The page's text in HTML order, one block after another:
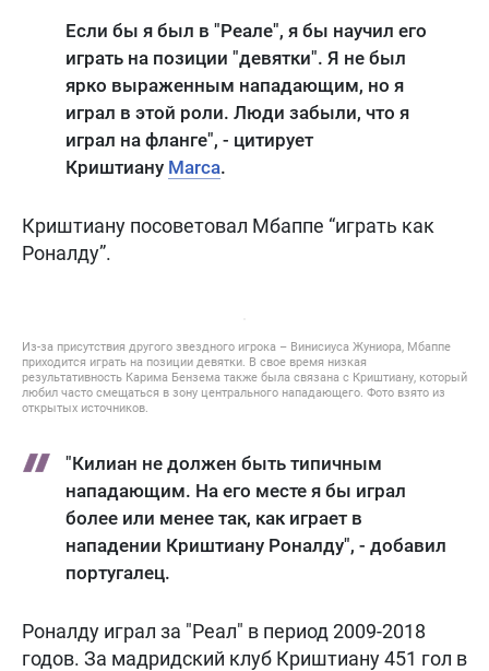
Если бы я был в "Реале", я бы научил его
играть на позиции "девятки". Я не был
ярко выраженным нападающим, но я
играл в этой роли. Люди забыли, что я
играл на фланге", - цитирует
Криштиану Marca.
Криштиану посоветовал Мбаппе “играть как
Роналду”.
Из-за присутствия другого звездного игрока – Винисиуса Жуниора, Мбаппе
приходится играть на позиции девятки. В свое время низкая
результативность Карима Бензема также была связана с Криштиану, который
любил часто смещаться в зону центрального нападающего. Фото взято из
открытых источников.
"Килиан не должен быть типичным
нападающим. На его месте я бы играл
более или менее так, как играет в
нападении Криштиану Роналду", - добавил
португалец.
Роналду играл за "Реал" в период 2009-2018
годов. За мадридский клуб Криштиану 451 гол в